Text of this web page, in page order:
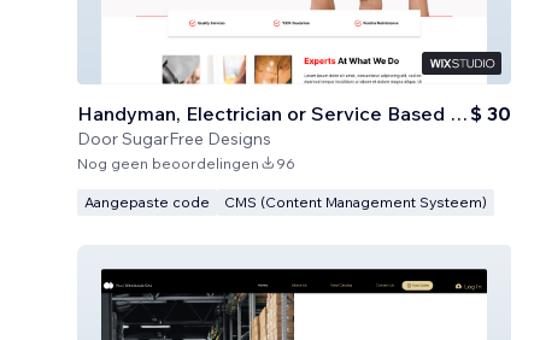
Handyman, Electrician or Service Based Business
DoorSugarFree Designs
$ 30
Nog geen beoordelingen 96
Aangepaste code CMS (Content Management Systeem)